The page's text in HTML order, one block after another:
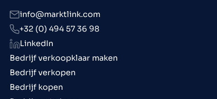
Bedrijf verkoopklaar maken
Bedrijf verkopen
Bedrijf kopen
info@marktlink.com
+32 (0) 494 57 36 98
LinkedIn